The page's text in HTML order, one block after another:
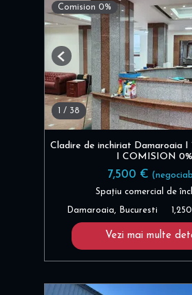
Comision 0%
1 / 38
Previous
Cladire de inchiriat Damaroaia
I COMISION 0%
7,500 €
Spațiu comercial de
Damaroaia, Bucuresti
Vezi mai multe